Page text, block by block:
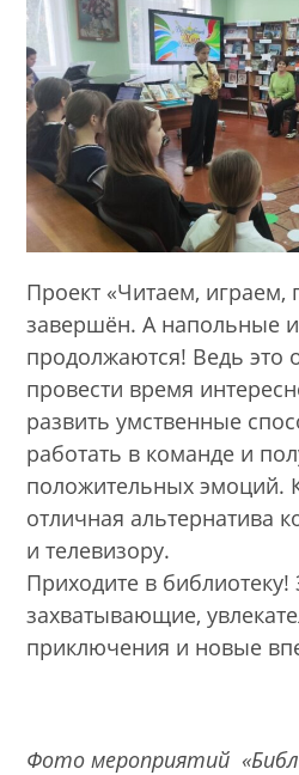
Проект «Читаем,
завершён. А напольные
продолжаются! Ведь это
провести время
развить умственные
работать в команде и
положительных эмоций.
отличная альтернатива
и телевизору.
Приходите в библиотеку!
захватывающие,
приключения и новые
Фото мероприятий